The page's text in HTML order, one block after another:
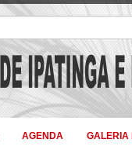
AGENDA GALERIA